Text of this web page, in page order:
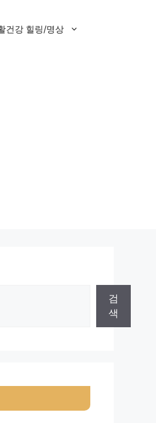
건강 힐링/명상
검
색